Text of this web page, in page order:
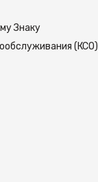
Знаку
(КСО)